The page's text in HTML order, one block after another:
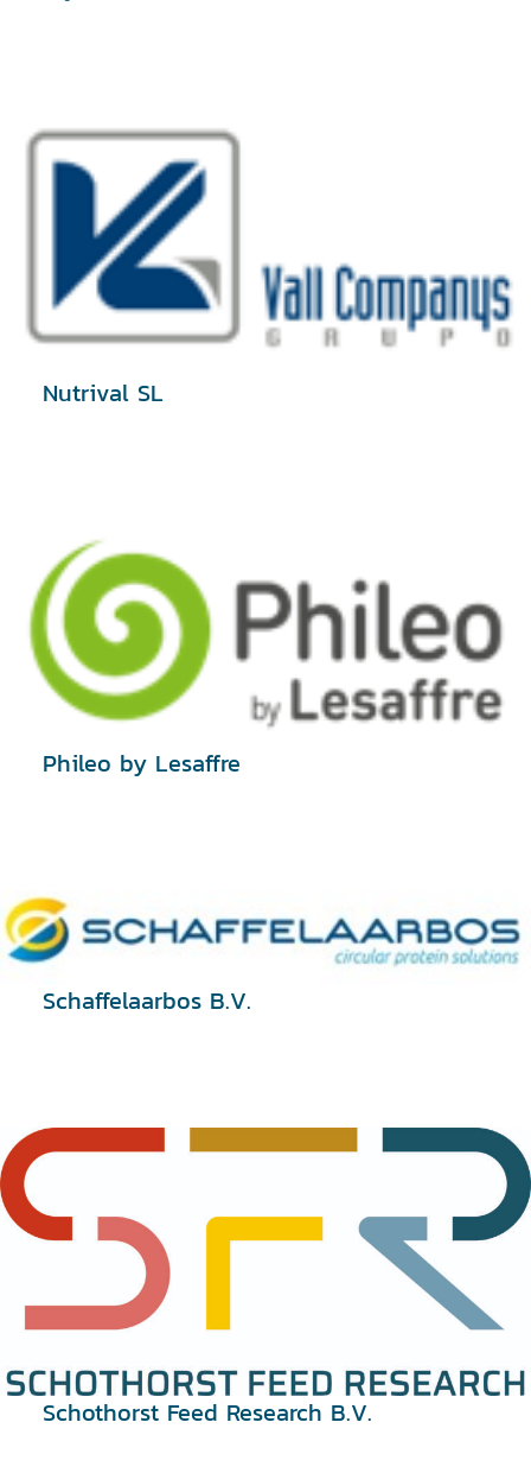
Nutrival SL
Phileo by Lesaffre
Schaffelaarbos B.V.
Schothorst Feed Research B.V.